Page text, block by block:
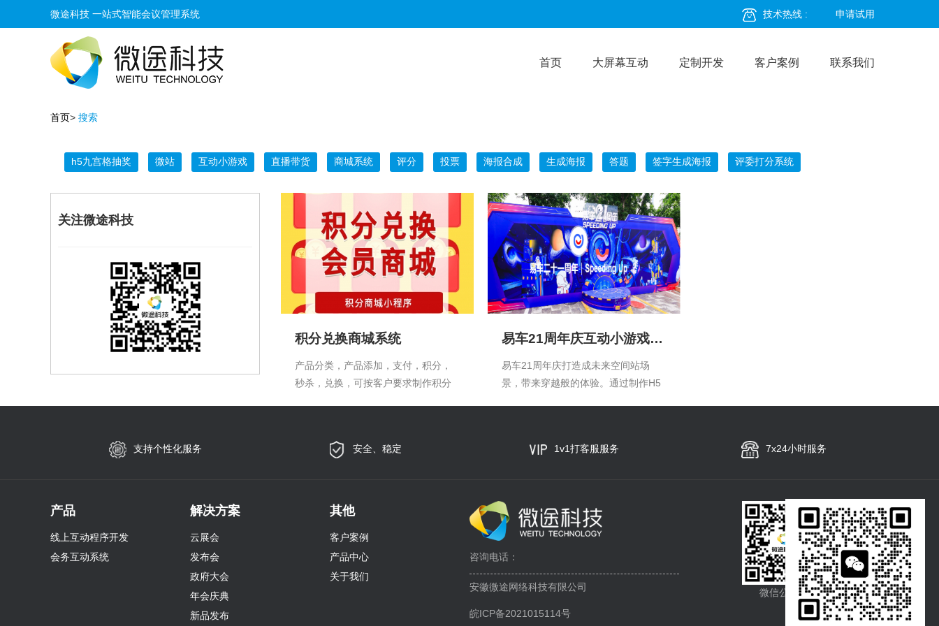
微途科技 一站式智能会议管理系统 技术热线 : 申请试用
首页 大屏幕互动 定制开发 客户案例 联系我们
首页> 搜索
h5九宫格抽奖 微站 互动小游戏 直播带货 商城系统 评分 投票 海报合成 生成海报 答题 签字生成海报 评委打分系统
关注微途科技
积分兑换商城系统
产品分类，产品添加，支付，积分，
秒杀，兑换，可按客户要求制作积分
易车21周年庆互动小游戏，直播带货商城系统
易车21周年庆打造成未来空间站场
景，带来穿越般的体验。通过制作H5
利，玩法翻新、福利漫天飞舞的“云司
支持个性化服务 安全、稳定 1v1打客服服务 7x24小时服务
产品
线上互动程序开发
会务互动系统
解决方案
云展会
发布会
政府大会
年会庆典
新品发布
其他
客户案例
产品中心
关于我们
咨询电话：
安徽微途网络科技有限公司
皖ICP备2021015114号
微信公众号